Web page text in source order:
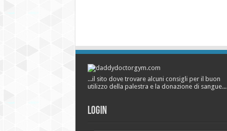
...il sito dove trovare alcuni consigli per il buon
utilizzo della palestra e la donazione di sangue...
Login